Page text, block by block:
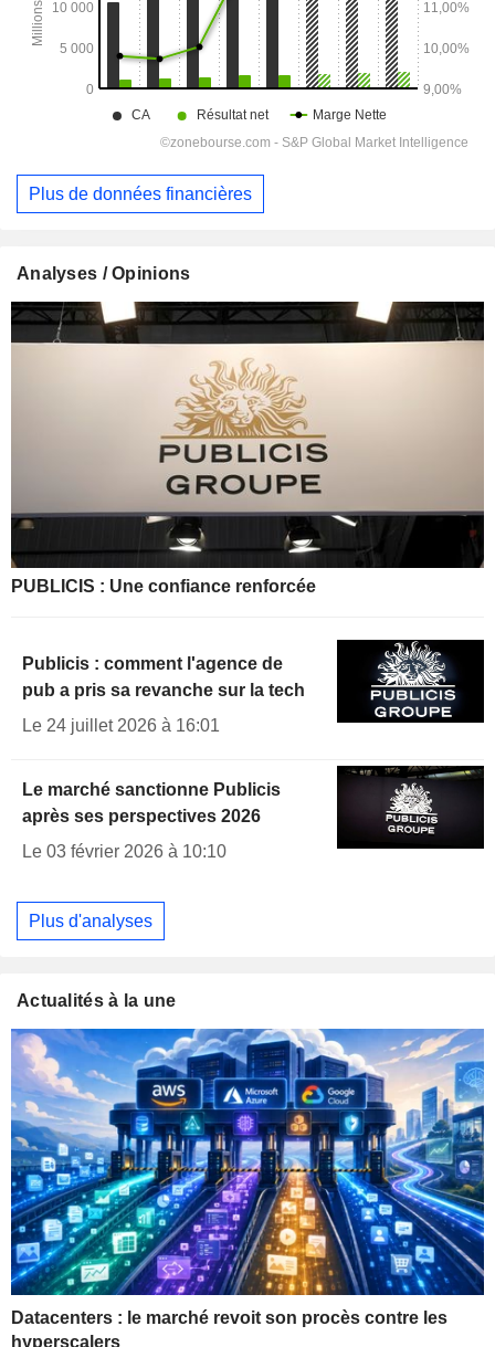
Plus de données financières
Analyses / Opinions
PUBLICIS : Une confiance renforcée
Publicis : comment l'agence de
pub a pris sa revanche sur la tech
Le 24 juillet 2026 à 16:01
Le marché sanctionne Publicis
après ses perspectives 2026
Le 03 février 2026 à 10:10
Plus d'analyses
Actualités à la une
Datacenters : le marché revoit son procès contre les
hyperscalers